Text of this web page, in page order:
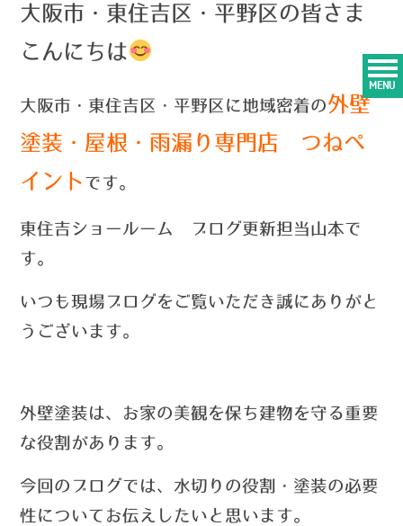
MENU
大阪市・東住吉区・平野区の皆さま
こんにちは
大阪市・東住吉区・平野区に地域密着の外壁
塗装・屋根・雨漏り専門店 つねペ
イント です。
東住吉ショールーム ブログ更新担当山本で
す。
いつ も現場ブログをご覧いただき誠にありがと
うございます。
外壁塗装は、お家の美観を保ち建物を守る重要
な役割があります。
今回のブログでは、水切りの役割・塗装の必要
性についてお伝えしたいと思います。